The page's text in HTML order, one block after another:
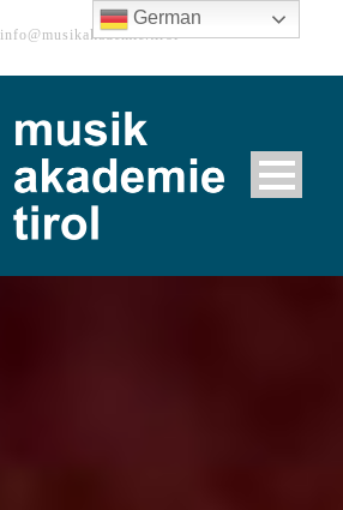
info@musikakademie.tirol
German